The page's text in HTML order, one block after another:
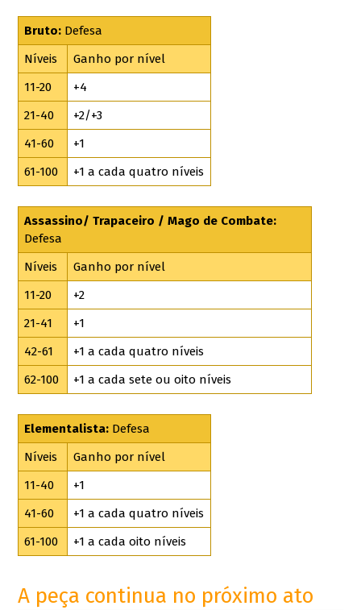
Bruto: Defesa
Níveis
Ganho por nível
11-20
+4
21-40
+2/+3
41-60
+1
61-100
+1 a cada quatro níveis
Assassino/ Trapaceiro / Mago de Combate:
Defesa
Níveis
Ganho por nível
11-20
+2
21-41
+1
42-61
+1 a cada quatro níveis
62-100
+1 a cada sete ou oito níveis
Elementalista: Defesa
Níveis
Ganho por nível
11-40
+1
41-60
+1 a cada quatro níveis
61-100
+1 a cada oito níveis
A peça continua no próximo ato